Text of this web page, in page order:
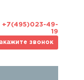
+7(495)023-49-
19
звонок